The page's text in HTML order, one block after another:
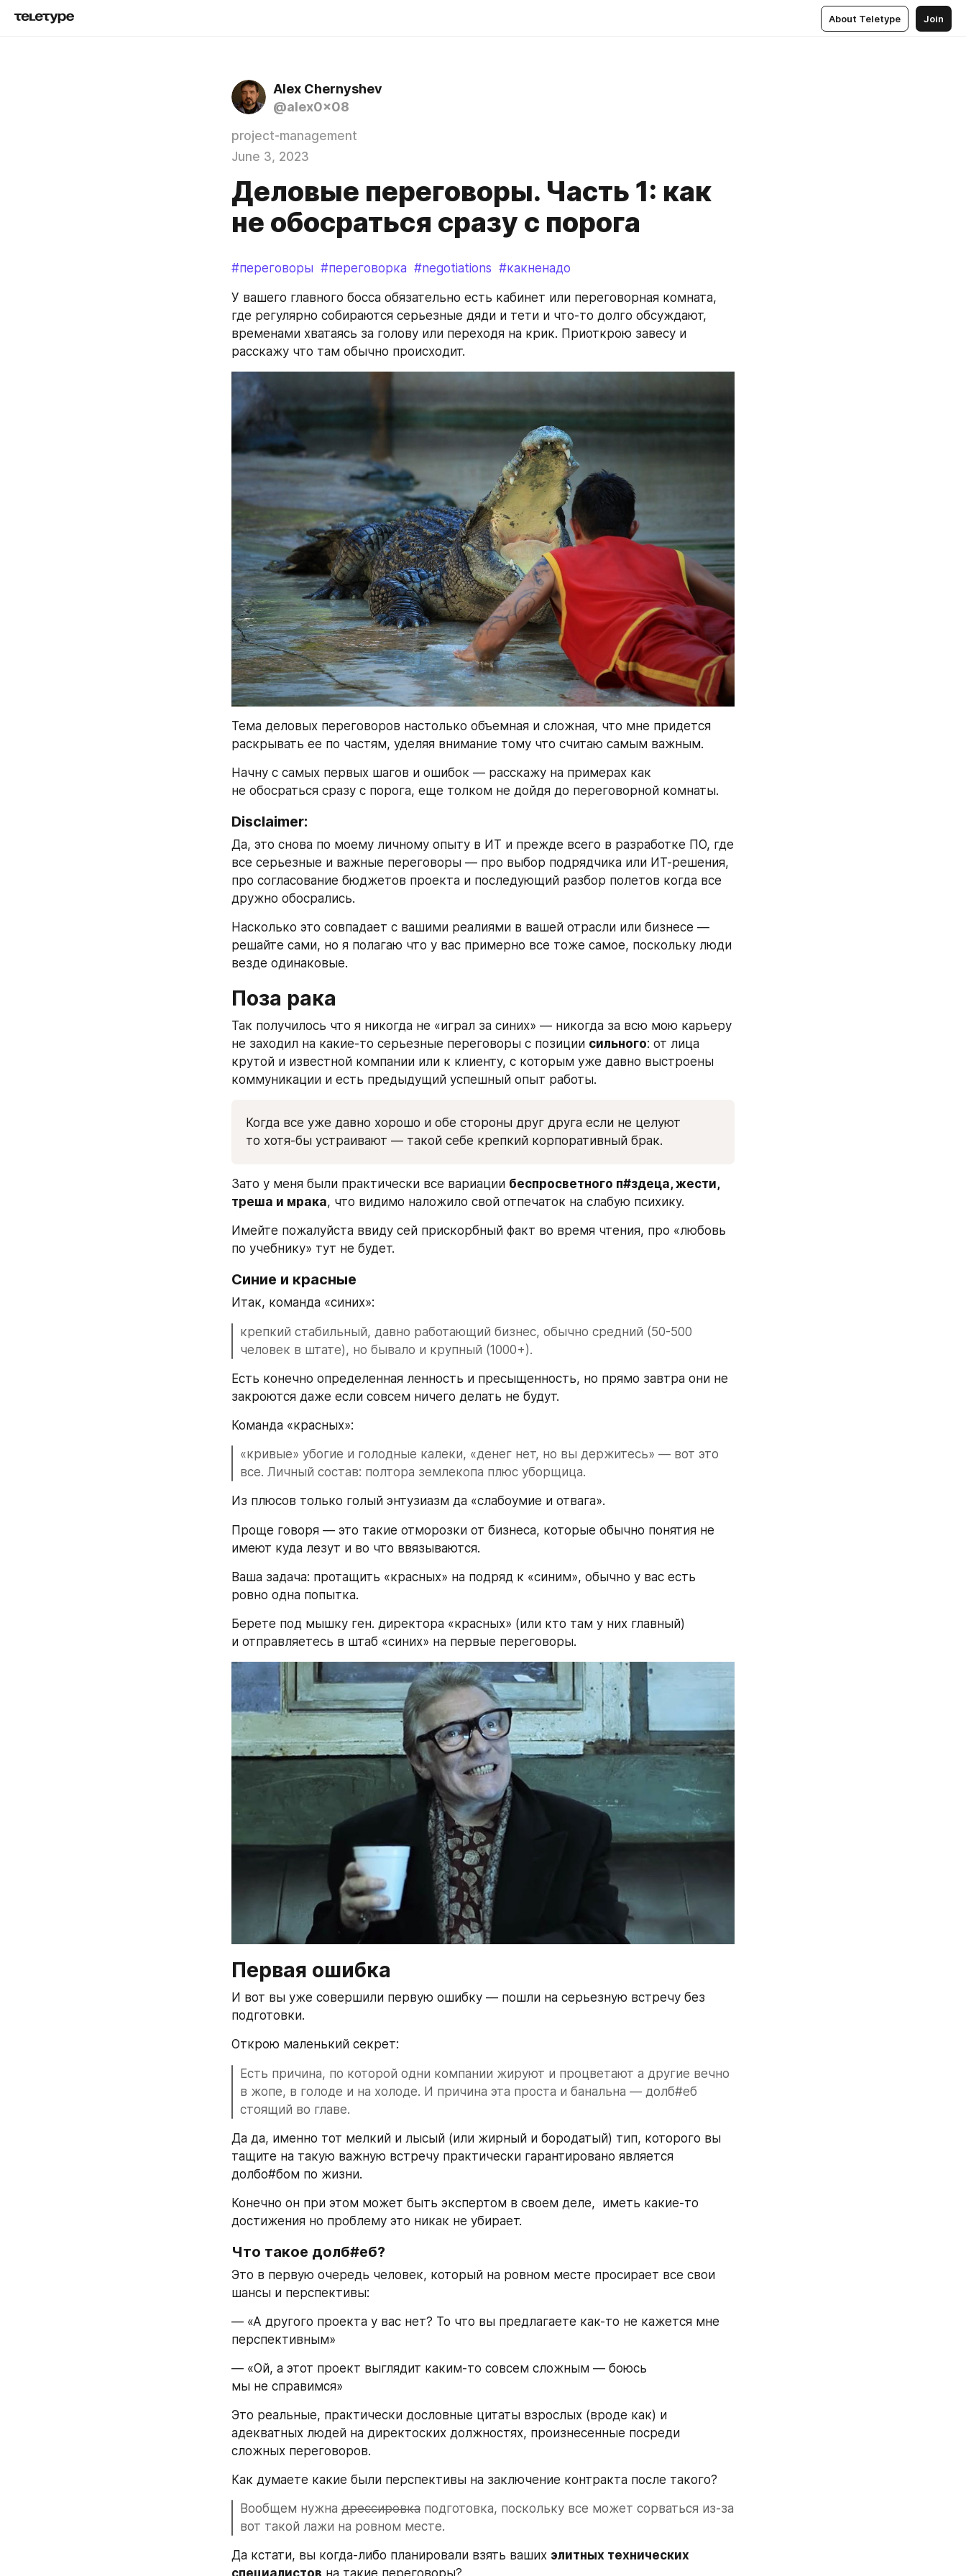
About Teletype Join
Alex Chernyshev
@alex0x08
project-management
June 3, 2023
Деловые переговоры. Часть 1: как
не обосраться сразу с порога
#переговоры #переговорка #negotiations #какненадо
У вашего главного босса обязательно есть кабинет или переговорная комната,
где регулярно собираются серьезные дяди и тети и что-то долго обсуждают,
временами хватаясь за голову или переходя на крик. Приоткрою завесу и
расскажу что там обычно происходит.
Тема деловых переговоров настолько объемная и сложная, что мне придется
раскрывать ее по частям, уделяя внимание тому что считаю самым важным.
Начну с самых первых шагов и ошибок — расскажу на примерах как
не обосраться сразу с порога, еще толком не дойдя до переговорной комнаты.
Disclaimer:
Да, это снова по моему личному опыту в ИТ и прежде всего в разработке ПО, где
все серьезные и важные переговоры — про выбор подрядчика или ИТ-решения,
про согласование бюджетов проекта и последующий разбор полетов когда все
дружно обосрались.
Насколько это совпадает с вашими реалиями в вашей отрасли или бизнесе —
решайте сами, но я полагаю что у вас примерно все тоже самое, поскольку люди
везде одинаковые.
Поза рака
Так получилось что я никогда не «играл за синих» — никогда за всю мою карьеру
не заходил на какие-то серьезные переговоры с позиции сильного: от лица
крутой и известной компании или к клиенту, с которым уже давно выстроены
коммуникации и есть предыдущий успешный опыт работы.
Когда все уже давно хорошо и обе стороны друг друга если не целуют
то хотя-бы устраивают — такой себе крепкий корпоративный брак.
Зато у меня были практически все вариации беспросветного п#здеца, жести,
треша и мрака, что видимо наложило свой отпечаток на слабую психику.
Имейте пожалуйста ввиду сей прискорбный факт во время чтения, про «любовь
по учебнику» тут не будет.
Синие и красные
Итак, команда «синих»:
крепкий стабильный, давно работающий бизнес, обычно средний (50-500
человек в штате), но бывало и крупный (1000+).
Есть конечно определенная ленность и пресыщенность, но прямо завтра они не
закроются даже если совсем ничего делать не будут.
Команда «красных»:
«кривые» убогие и голодные калеки, «денег нет, но вы держитесь» — вот это
все. Личный состав: полтора землекопа плюс уборщица.
Из плюсов только голый энтузиазм да «слабоумие и отвага».
Проще говоря — это такие отморозки от бизнеса, которые обычно понятия не
имеют куда лезут и во что ввязываются.
Ваша задача: протащить «красных» на подряд к «синим», обычно у вас есть
ровно одна попытка.
Берете под мышку ген. директора «красных» (или кто там у них главный)
и отправляетесь в штаб «синих» на первые переговоры.
Первая ошибка
И вот вы уже совершили первую ошибку — пошли на серьезную встречу без
подготовки.
Открою маленький секрет:
Есть причина, по которой одни компании жируют и процветают а другие вечно
в жопе, в голоде и на холоде. И причина эта проста и банальна — долб#еб
стоящий во главе.
Да да, именно тот мелкий и лысый (или жирный и бородатый) тип, которого вы
тащите на такую важную встречу практически гарантировано является
долбо#бом по жизни.
Конечно он при этом может быть экспертом в своем деле,  иметь какие-то
достижения но проблему это никак не убирает.
Что такое долб#еб?
Это в первую очередь человек, который на ровном месте просирает все свои
шансы и перспективы:
— «А другого проекта у вас нет? То что вы предлагаете как-то не кажется мне
перспективным»
— «Ой, а этот проект выглядит каким-то совсем сложным — боюсь
мы не справимся»
Это реальные, практически дословные цитаты взрослых (вроде как) и
адекватных людей на директоских должностях, произнесенные посреди
сложных переговоров.
Как думаете какие были перспективы на заключение контракта после такого?
Вообщем нужна дрессировка подготовка, поскольку все может сорваться из-за
вот такой лажи на ровном месте.
Да кстати, вы когда-либо планировали взять ваших элитных технических